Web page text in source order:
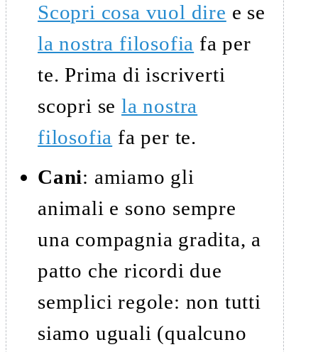
Scopri cosa vuol dire e se
la nostra filosofia fa per
te. Prima di iscriverti
scopri sela nostra
filosofia fa per te.
Cani: amiamo gli
animali e sono sempre
una compagnia gradita, a
patto che ricordi due
semplici regole: non tutti
siamo uguali (qualcuno